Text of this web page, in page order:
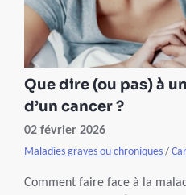
Que dire (ou pas) à
d’un cancer ?
02 février 2026
Maladies graves ou chroniques /
Comment faire face à la